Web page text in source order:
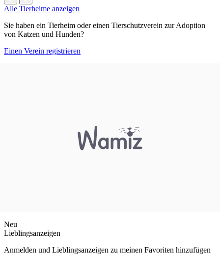
Alle Tierheime anzeigen
Sie haben ein Tierheim oder einen Tierschutzverein zur Adoption
von Katzen und Hunden?
Einen Verein registrieren
Neu
Lieblingsanzeigen
Anmelden und Lieblingsanzeigen zu meinen Favoriten hinzufügen